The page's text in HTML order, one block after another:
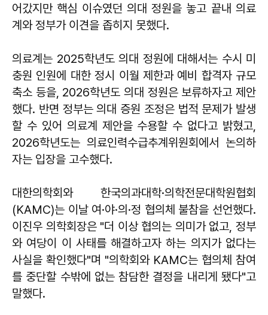
어갔지만 핵심 이슈였던 의대 정원을 놓고 끝내 의료
계와 정부가 이견을 좁히지 못했다.
의료계는 2025학년도 의대 정원에 대해서는 수시 미
충원 인원에 대한 정시 이월 제한과 예비 합격자 규모
축소 등을, 2026학년도 의대 정원은 보류하자고 제안
했다. 반면 정부는 의대 증원 조정은 법적 문제가 발생
할 수 있어 의료계 제안을 수용할 수 없다고 밝혔고,
2026학년도는 의료인력수급추계위원회에서 논의하
자는 입장을 고수했다.
대한의학회와 한국의과대학·의학전문대학원협회
(KAMC)는 이날 여·야·의·정 협의체 불참을 선언했다.
이진우 의학회장은 "더 이상 협의는 의미가 없고, 정부
와 여당이 이 사태를 해결하고자 하는 의지가 없다는
사실을 확인했다"며 "의학회와 KAMC는 협의체 참여
를 중단할 수밖에 없는 참담한 결정을 내리게 됐다"고
말했다.